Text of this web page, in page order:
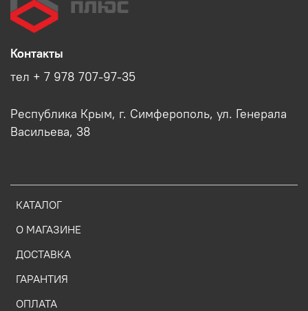
КАТАЛОГ
О МАГАЗИНЕ
ДОСТАВКА
ГАРАНТИЯ
ОПЛАТА
Контакты
тел + 7 978 707-97-35
Республика Крым, г. Симферополь, ул. Генерала
Васильева, 38